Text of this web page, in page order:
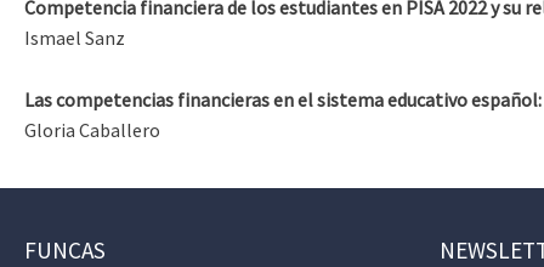
Competencia financiera de los estudiantes en PISA 2022 y su
Ismael Sanz
Las competencias financieras en el sistema educativo
Gloria Caballero
FUNCAS